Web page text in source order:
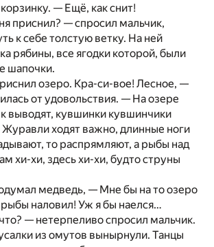
— Ещё, как снит!
приснил? — спросил мальчик,
к себе толстую ветку. На ней
рябины, все ягодки которой, были
шапочки.
озеро. Кра-си-вое! Лесное, —
от удовольствия. — На озере
выводят, кувшинки кувшинчики
Журавли ходят важно, длинные ноги
то распрямляют, а рыбы над
хи-хи, здесь хи-хи, будто струны
медведь, — Мне бы на то озеро
наловил! Уж я бы наелся…
— нетерпеливо спросил мальчик.
из омутов вынырнули. Танцы